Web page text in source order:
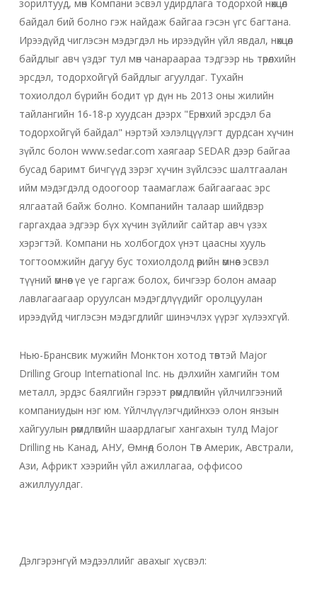
зорилтууд, мөн Компани эсвэл удирдлага тодорхой нөхцөл
байдал бий болно гэж найдаж байгаа гэсэн үгс багтана.
Ирээдүйд чиглэсэн мэдэгдэл нь ирээдүйн үйл явдал, нөхцөл
байдлыг авч үздэг тул мөн чанараараа тэдгээр нь төрөлхийн
эрсдэл, тодорхойгүй байдлыг агуулдаг. Тухайн
тохиолдол бүрийн бодит үр дүн нь 2013 оны жилийн
тайлангийн 16-18-р хуудсан дээрх "Ерөнхий эрсдэл ба
тодорхойгүй байдал" нэртэй хэлэлцүүлэгт дурдсан хүчин
зүйлс болон www.sedar.com хаягаар SEDAR дээр байгаа
бусад баримт бичгүүд зэрэг хүчин зүйлсээс шалтгаалан
ийм мэдэгдэлд одоогоор таамаглаж байгаагаас эрс
ялгаатай байж болно. Компанийн талаар шийдвэр
гаргахдаа эдгээр бүх хүчин зүйлийг сайтар авч үзэх
хэрэгтэй. Компани нь холбогдох үнэт цаасны хууль
тогтоомжийн дагуу бус тохиолдолд өөрийн өмнөөс эсвэл
түүний өмнөөс үе үе гаргаж болох, бичгээр болон амаар
лавлагаагаар оруулсан мэдэгдлүүдийг оролцуулан
ирээдүйд чиглэсэн мэдэгдлийг шинэчлэх үүрэг хүлээхгүй.
Нью-Брансвик мужийн Монктон хотод төвтэй Major
Drilling Group International Inc. нь дэлхийн хамгийн том
металл, эрдэс баялгийн гэрээт өрөмдлөгийн үйлчилгээний
компаниудын нэг юм. Үйлчлүүлэгчдийнхээ олон янзын
хайгуулын өрөмдлөгийн шаардлагыг хангахын тулд Major
Drilling нь Канад, АНУ, Өмнөд болон Төв Америк, Австрали,
Ази, Африкт хээрийн үйл ажиллагаа, оффисоо
ажиллуулдаг.
Дэлгэрэнгүй мэдээллийг авахыг хүсвэл: